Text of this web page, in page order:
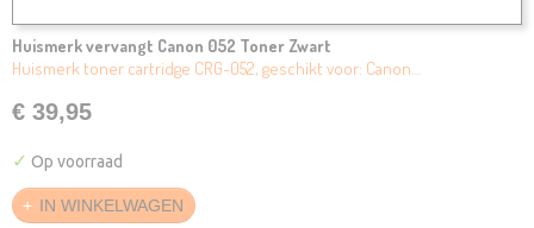
Huismerk vervangt Canon 052 Toner Zwart
Huismerk toner cartridge CRG-052, geschikt voor: Canon…
€ 39,95
✓ Op voorraad
IN WINKELWAGEN